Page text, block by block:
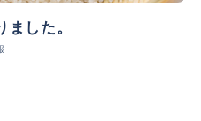
した。